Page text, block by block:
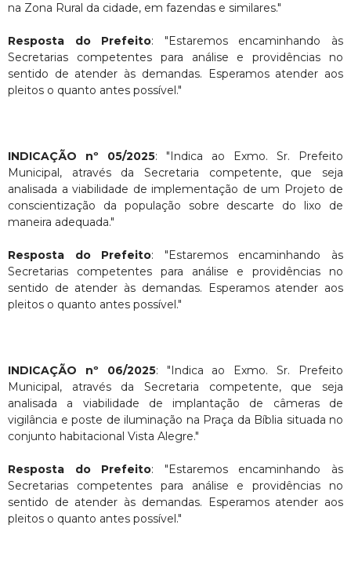
na Zona Rural da cidade, em fazendas e similares."
Resposta do Prefeito: "Estaremos encaminhando às
Secretarias competentes para análise e providências no
sentido de atender às demandas. Esperamos atender aos
pleitos o quanto antes possível."
INDICAÇÃO nº 05/2025: "Indica ao Exmo. Sr. Prefeito
Municipal, através da Secretaria competente, que seja
analisada a viabilidade de implementação de um Projeto de
conscientização da população sobre descarte do lixo de
maneira adequada."
Resposta do Prefeito: "Estaremos encaminhando às
Secretarias competentes para análise e providências no
sentido de atender às demandas. Esperamos atender aos
pleitos o quanto antes possível."
INDICAÇÃO nº 06/2025: "Indica ao Exmo. Sr. Prefeito
Municipal, através da Secretaria competente, que seja
analisada a viabilidade de implantação de câmeras de
vigilância e poste de iluminação na Praça da Bíblia situada no
conjunto habitacional Vista Alegre."
Resposta do Prefeito: "Estaremos encaminhando às
Secretarias competentes para análise e providências no
sentido de atender às demandas. Esperamos atender aos
pleitos o quanto antes possível."